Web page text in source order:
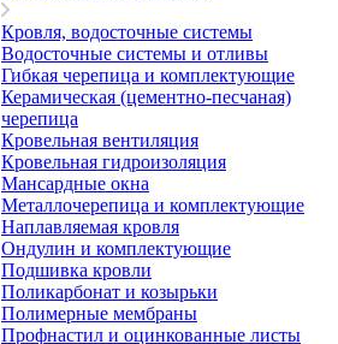
Кровля, водосточные системы
Водосточные системы и отливы
Гибкая черепица и комплектующие
Керамическая (цементно-песчаная)
черепица
Кровельная вентиляция
Кровельная гидроизоляция
Мансардные окна
Металлочерепица и комплектующие
Наплавляемая кровля
Ондулин и комплектующие
Подшивка кровли
Поликарбонат и козырьки
Полимерные мембраны
Профнастил и оцинкованные листы